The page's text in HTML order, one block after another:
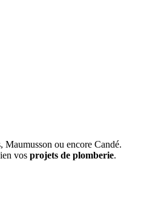
Maumusson ou encore Candé.
vos projets de plomberie.